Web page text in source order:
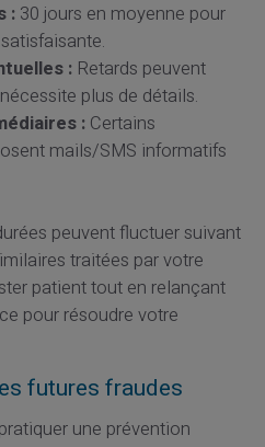
: 30 jours en moyenne pour
: Retards peuvent
plus de détails.
: Certains
mails/SMS informatifs
peuvent fluctuer suivant
traitées par votre
patient tout en relançant
pour résoudre votre
futures fraudes
une prévention